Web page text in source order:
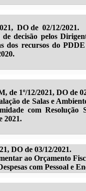
DO de 02/12/2021.
decisão pelos
dos recursos do
1º/12/2021, DO de
de Salas e
com Resolução
2021.
DO de 03/12/2021.
ao Orçamento
com Pessoal e